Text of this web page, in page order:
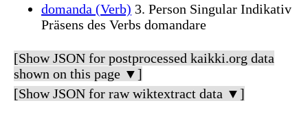
domanda (Verb) 3. Person Singular Indikativ
Präsens des Verbs domandare
[Show JSON for postprocessed kaikki.org data
shown on this page ▼]
[Show JSON for raw wiktextract data ▼]